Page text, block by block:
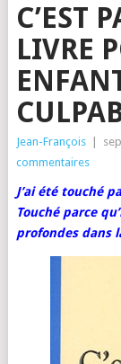
C’EST
LIVRE
Jean-François
commentaires
J’ai été touché
Touché parce
profondes dans